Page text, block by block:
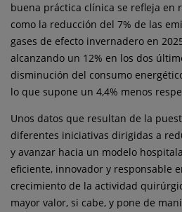
buena práctica clínica se refleja en
como la reducción del 7% de las
gases de efecto invernadero en
alcanzando un 12% en los dos
disminución del consumo
lo que supone un 4,4% menos
Unos datos que resultan de la
diferentes iniciativas dirigidas a
y avanzar hacia un modelo
eficiente, innovador y responsable
crecimiento de la actividad
mayor valor, si cabe, y pone de